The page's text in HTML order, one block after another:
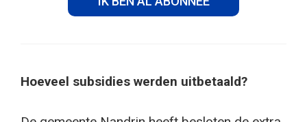
Hoeveel subsidies werden uitbetaald?